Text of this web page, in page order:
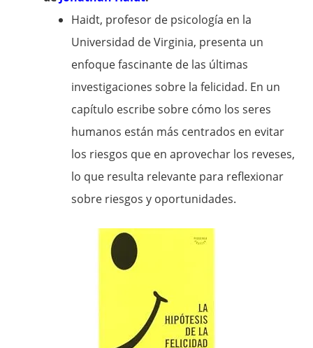
Haidt, profesor de psicología en la
Universidad de Virginia, presenta un
enfoque fascinante de las últimas
investigaciones sobre la felicidad. En un
capítulo escribe sobre cómo los seres
humanos están más centrados en evitar
los riesgos que en aprovechar los reveses,
lo que resulta relevante para reflexionar
sobre riesgos y oportunidades.